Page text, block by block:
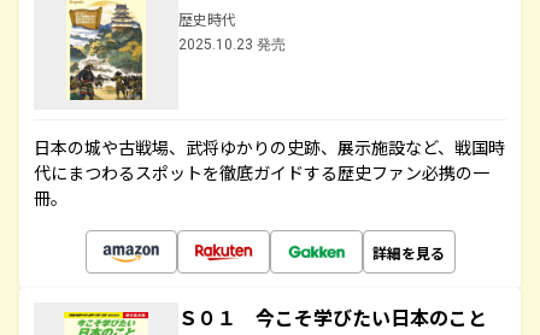
歴史時代
2025.10.23 発売
日本の城や古戦場、武将ゆかりの史跡、展示施設など、戦国時
代にまつわるスポットを徹底ガイドする歴史ファン必携の一
冊。
詳細を見る
Ｓ０１ 今こそ学びたい日本のこと